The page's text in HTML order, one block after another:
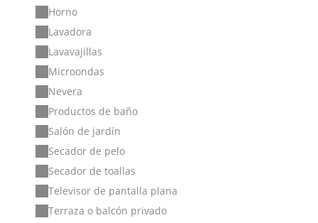
Horno
Lavadora
Lavavajillas
Microondas
Nevera
Productos de baño
Salón de jardín
Secador de pelo
Secador de toallas
Televisor de pantalla plana
Terraza o balcón privado